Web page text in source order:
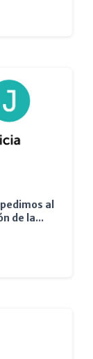
al
de la...